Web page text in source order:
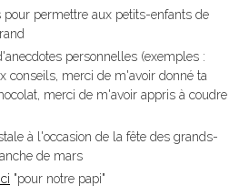
pour permettre aux petits-enfants de
personnelles (exemples :
conseils, merci de m'avoir donné ta
merci de m'avoir appris à coudre
à l'occasion de la fête des grands-
de mars
ici "pour notre papi"